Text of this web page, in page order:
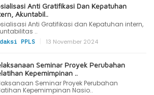
Anti Gratifikasi Dan Kepatuhan
Akuntabil..
Anti Gratifikasi dan Kepatuhan intern,
..
PPLS 13 November 2024
Seminar Proyek Perubahan
Kepemimpinan ..
Seminar Proyek Perubahan
Kepemimpinan Nasio..